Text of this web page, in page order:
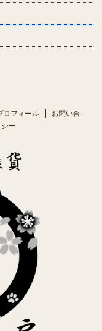
ロフィール
お問い合
ー